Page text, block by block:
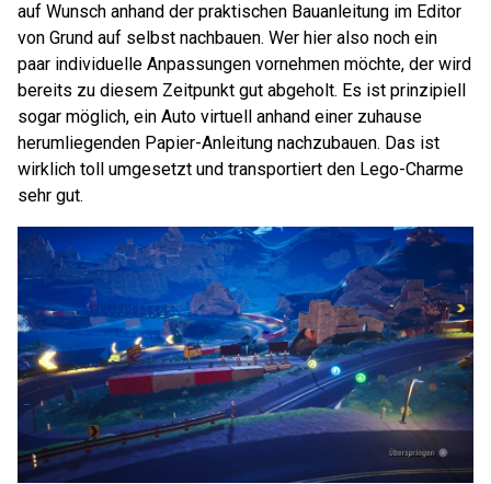
auf Wunsch anhand der praktischen Bauanleitung im Editor
von Grund auf selbst nachbauen. Wer hier also noch ein
paar individuelle Anpassungen vornehmen möchte, der wird
bereits zu diesem Zeitpunkt gut abgeholt. Es ist prinzipiell
sogar möglich, ein Auto virtuell anhand einer zuhause
herumliegenden Papier-Anleitung nachzubauen. Das ist
wirklich toll umgesetzt und transportiert den Lego-Charme
sehr gut.